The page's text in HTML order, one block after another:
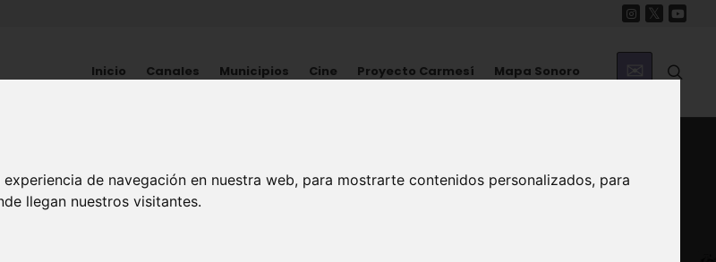
de navegación en nuestra web, para mostrarte contenidos personalizados, para
llegan nuestros visitantes.
Inicio Canales Municipios Cine Proyecto Carmesí Mapa Sonoro
PATRIMONIO
Inédita